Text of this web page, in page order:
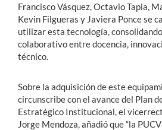
Francisco Vásquez, Octavio Tapia,
Kevin Filgueras y Javiera Ponce se
utilizar esta tecnología,
colaborativo entre docencia,
técnico.
Sobre la adquisición de este
circunscribe con el avance del Plan
Estratégico Institucional, el
Jorge Mendoza, añadió que “la